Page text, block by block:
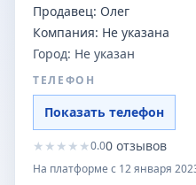
Продавец: Олег
Компания: Не указана
Город: Не указан
ТЕЛЕФОН
Показать телефон
★ ★ ★ ★ ★0.00 отзывов
На платформе с 12 января